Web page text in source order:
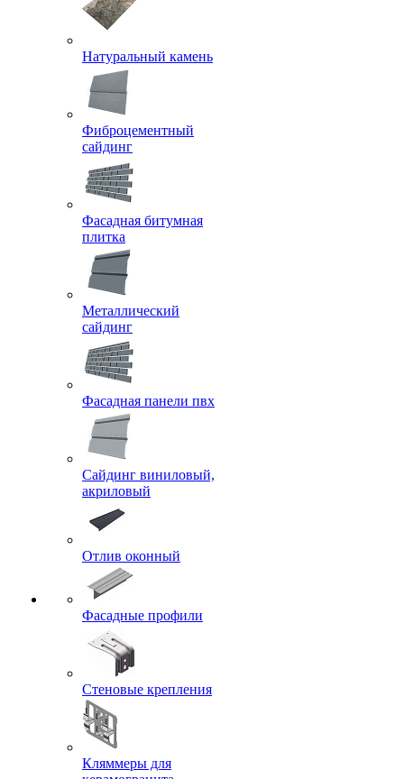
Натуральный камень
Фиброцементный
сайдинг
Фасадная битумная
плитка
Металлический
сайдинг
Фасадная панели пвх
Сайдинг виниловый,
акриловый
Отлив оконный
Фасадные профили
Стеновые крепления
Кляммеры для